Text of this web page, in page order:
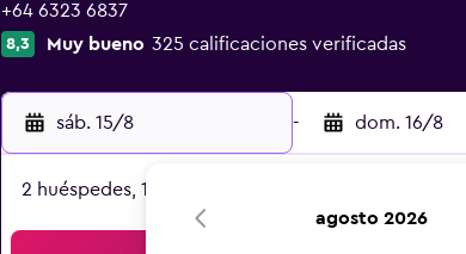
+64 6323 6837
8,3 Muy bueno 325 calificaciones verificadas
sáb. 15/8 - dom. 16/8
2 huéspedes, 1 habitación
agosto 2026